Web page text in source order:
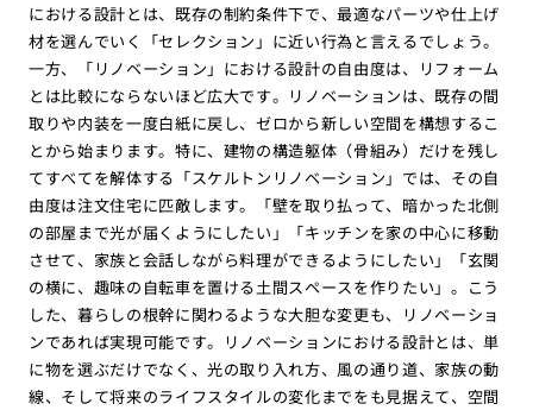
における設計とは、既存の制約条件下で、最適なパーツや仕上げ
材を選んでいく「セレクション」に近い行為と言えるでしょう。
一方、「リノベーション」における設計の自由度は、リフォーム
とは比較にならないほど広大です。リノベーションは、既存の間
取りや内装を一度白紙に戻し、ゼロから新しい空間を構想するこ
とから始まります。特に、建物の構造躯体（骨組み）だけを残し
てすべてを解体する「スケルトンリノベーション」では、その自
由度は注文住宅に匹敵します。「壁を取り払って、暗かった北側
の部屋まで光が届くようにしたい」「キッチンを家の中心に移動
させて、家族と会話しながら料理ができるようにしたい」「玄関
の横に、趣味の自転車を置ける土間スペースを作りたい」。こう
した、暮らしの根幹に関わるような大胆な変更も、リノベーショ
ンであれば実現可能です。リノベーションにおける設計とは、単
に物を選ぶだけでなく、光の取り入れ方、風の通り道、家族の動
線、そして将来のライフスタイルの変化までをも見据えて、空間